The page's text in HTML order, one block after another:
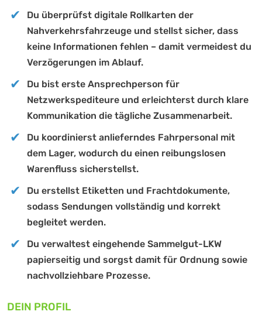
Du überprüfst digitale Rollkarten der
Nahverkehrsfahrzeuge und stellst sicher, dass
keine Informationen fehlen – damit vermeidest du
Verzögerungen im Ablauf.
Du bist erste Ansprechperson für
Netzwerkspediteure und erleichterst durch klare
Kommunikation die tägliche Zusammenarbeit.
Du koordinierst anlieferndes Fahrpersonal mit
dem Lager, wodurch du einen reibungslosen
Warenfluss sicherstellst.
Du erstellst Etiketten und Frachtdokumente,
sodass Sendungen vollständig und korrekt
begleitet werden.
Du verwaltest eingehende Sammelgut-LKW
papierseitig und sorgst damit für Ordnung sowie
nachvollziehbare Prozesse.
DEIN PROFIL